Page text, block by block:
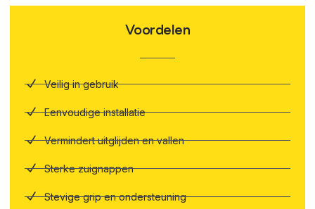
Voordelen
Veilig in gebruik
Eenvoudige installatie
Vermindert uitglijden en vallen
Sterke zuignappen
Stevige grip en ondersteuning